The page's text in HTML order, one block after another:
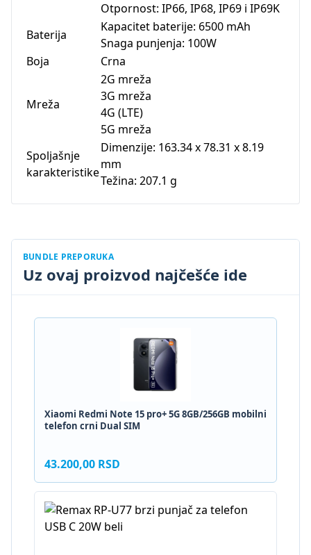
Otpornost: IP66, IP68, IP69 i IP69K
Baterija
Kapacitet baterije: 6500 mAh
Snaga punjenja: 100W
Boja
Crna
Mreža
2G mreža
3G mreža
4G (LTE)
5G mreža
Spoljašnje
karakteristike
Dimenzije: 163.34 x 78.31 x 8.19
mm
Težina: 207.1 g
BUNDLE PREPORUKA
Uz ovaj proizvod najčešće ide
Xiaomi Redmi Note 15 pro+ 5G 8GB/256GB mobilni
telefon crni Dual SIM
43.200,00 RSD